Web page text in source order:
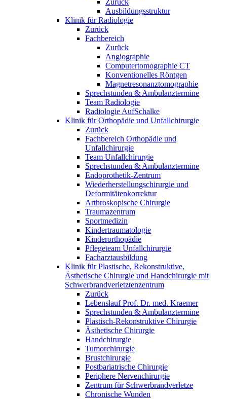
Zurück
Ausbildungsstruktur
Klinik für Radiologie
Zurück
Fachbereich
Zurück
Angiographie
Computertomographie CT
Konventionelles Röntgen
Magnetresonanztomographie
Sprechstunden & Ambulanztermine
Team Radiologie
Radiologie AufSchalke
Klinik für Orthopädie und Unfallchirurgie
Zurück
Fachbereich Orthopädie und
Unfallchirurgie
Team Unfallchirurgie
Sprechstunden & Ambulanztermine
Endoprothetik-Zentrum
Wiederherstellungschirurgie und
Deformitätenkorrektur
Arthroskopische Chirurgie
Traumazentrum
Sportmedizin
Kindertraumatologie
Kinderorthopädie
Pflegeteam Unfallchirurgie
Facharztausbildung
Klinik für Plastische, Rekonstruktive,
Ästhetische Chirurgie und Handchirurgie mit
Schwerbrandverletztenzentrum
Zurück
Lebenslauf Prof. Dr. med. Kraemer
Sprechstunden & Ambulanztermine
Plastisch-Rekonstruktive Chirurgie
Ästhetische Chirurgie
Handchirurgie
Tumorchirurgie
Brustchirurgie
Postbariatrische Chirurgie
Periphere Nervenchirurgie
Zentrum für Schwerbrandverletze
Chronische Wunden